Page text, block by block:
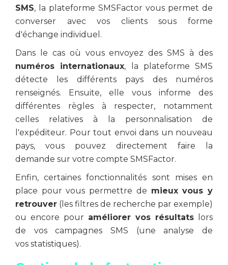
SMS, la plateforme SMSFactor vous permet de
converser avec vos clients sous forme
d'échange individuel.
Dans le cas où vous envoyez des SMS à des
numéros internationaux, la plateforme SMS
détecte les différents pays des numéros
renseignés. Ensuite, elle vous informe des
différentes règles à respecter, notamment
celles relatives à la personnalisation de
l'expéditeur. Pour tout envoi dans un nouveau
pays, vous pouvez directement faire la
demande sur votre compte SMSFactor.
Enfin, certaines fonctionnalités sont mises en
place pour vous permettre de mieux vous y
retrouver (les filtres de recherche par exemple)
ou encore pour améliorer vos résultats lors
de vos campagnes SMS (une analyse de
vos statistiques).